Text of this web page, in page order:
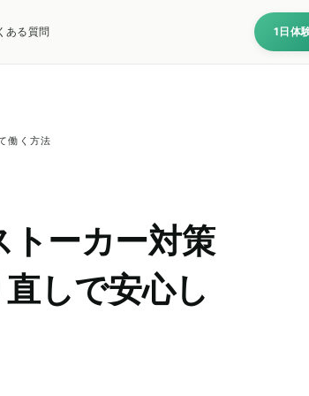
ある質問 1日体
働く方法
ーカー対策
しで安心し